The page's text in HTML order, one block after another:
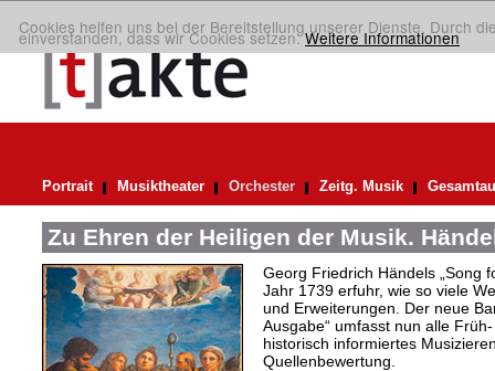
Cookies helfen uns bei der Bereitstellung unserer Dienste. Durch
einverstanden, dass wir Cookies setzen.Weitere Informationen
Portrait Musiktheater Orchester Zeitg. Musik
Zu Ehren der Heiligen der Musik.
Georg Friedrich Händels „Song
Jahr 1739 erfuhr, wie so viele
und Erweiterungen. Der neue
Ausgabe“ umfasst nun alle
historisch informiertes
Quellenbewertung.